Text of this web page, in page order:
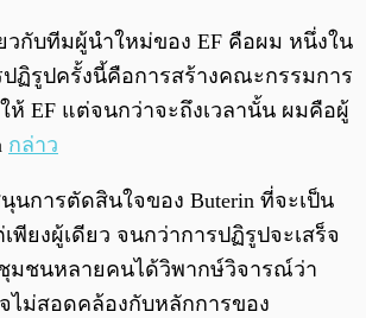
วกับทีมผู้นำใหม่ของ EF คือผม หนึ่งใน
ปฏิรูปครั้งนี้คือการสร้างคณะกรรมการ
ห้ EF แต่จนกว่าจะถึงเวลานั้น ผมคือผู้
กล่าว
นการตัดสินใจของ Buterin ที่จะเป็น
เพียงผู้เดียว จนกว่าการปฏิรูปจะเสร็จ
มชนหลายคนได้วิพากษ์วิจารณ์ว่า
ไม่สอดคล้องกับหลักการของ